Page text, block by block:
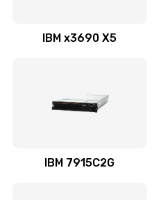
IBM x3690 X5
IBM 7915C2G